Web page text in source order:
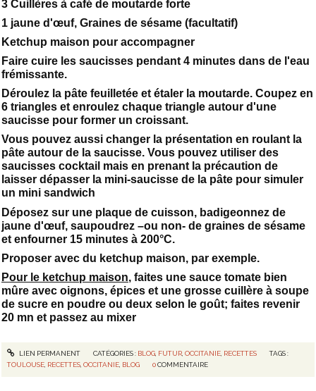
3 Cuillères à café de moutarde forte
1 jaune d'œuf, Graines de sésame (facultatif)
Ketchup maison pour accompagner
Faire cuire les saucisses pendant 4 minutes dans de l'eau
frémissante.
Déroulez la pâte feuilletée et étaler la moutarde. Coupez en
6 triangles et enroulez chaque triangle autour d'une
saucisse pour former un croissant.
Vous pouvez aussi changer la présentation en roulant la
pâte autour de la saucisse. Vous pouvez utiliser des
saucisses cocktail mais en prenant la précaution de
laisser dépasser la mini-saucisse de la pâte pour simuler
un mini sandwich
Déposez sur une plaque de cuisson, badigeonnez de
jaune d'œuf, saupoudrez –ou non- de graines de sésame
et enfourner 15 minutes à 200°C.
Proposer avec du ketchup maison, par exemple.
Pour le ketchup maison, faites une sauce tomate bien
mûre avec oignons, épices et une grosse cuillère à soupe
de sucre en poudre ou deux selon le goût; faites revenir
20 mn et passez au mixer
LIEN PERMANENT CATÉGORIES : BLOG, FUTUR, OCCITANIE, RECETTES
TAGS :
TOULOUSE, RECETTES,OCCITANIE, BLOG 0 COMMENTAIRE